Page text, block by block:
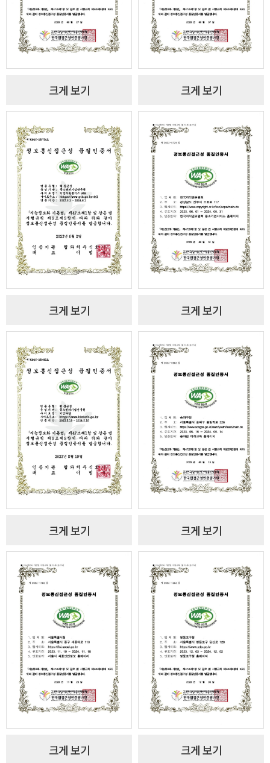
크게 보기 크게 보기
크게 보기 크게 보기
크게 보기 크게 보기
크게 보기 크게 보기